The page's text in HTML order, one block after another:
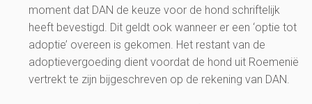
moment dat DAN de keuze voor de hond schriftelijk
heeft bevestigd. Dit geldt ook wanneer er een ‘optie tot
adoptie’ overeen is gekomen. Het restant van de
adoptievergoeding dient voordat de hond uit Roemenië
vertrekt te zijn bijgeschreven op de rekening van DAN.